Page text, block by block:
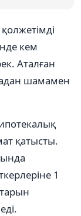
кем
Аталған
шамамен
қатысты.
1